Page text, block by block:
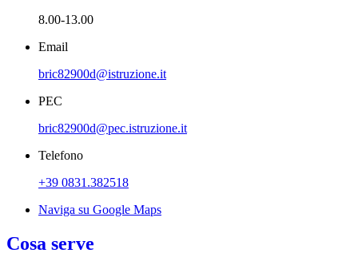
8.00-13.00
Email
bric82900d@istruzione.it
PEC
bric82900d@pec.istruzione.it
Telefono
+39 0831.382518
Naviga su Google Maps
Cosa serve